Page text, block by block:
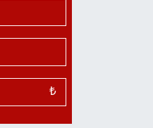
₺